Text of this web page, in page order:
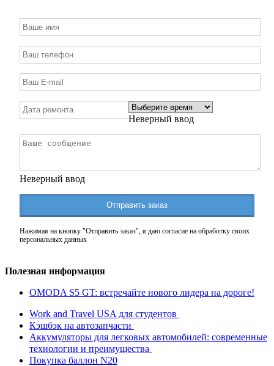
Неверный ввод
Неверный ввод
Отправить заказ
Нажимая на кнопку "Отправить заказ", я даю согласие на обработку своих
персональных данных
Полезная информация
OMODA S5 GT: встречайте нового лидера на дороге!
Work and Travel USA для студентов
Кэшбэк на автозапчасти
Аккумуляторы для легковых автомобилей: современные
технологии и преимущества
Покупка баллон N20